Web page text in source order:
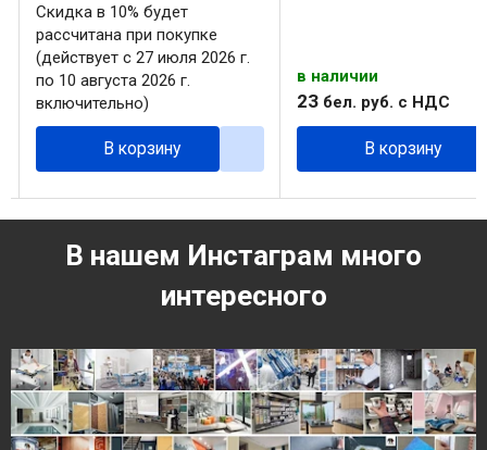
Скидка в 10% будет
рассчитана при покупке
(действует с 27 июля 2026 г.
по 10 августа 2026 г.
включительно)
В корзину
в наличии
23 бел. руб. с НДС
В корзину
В нашем Инстаграм много
интересного